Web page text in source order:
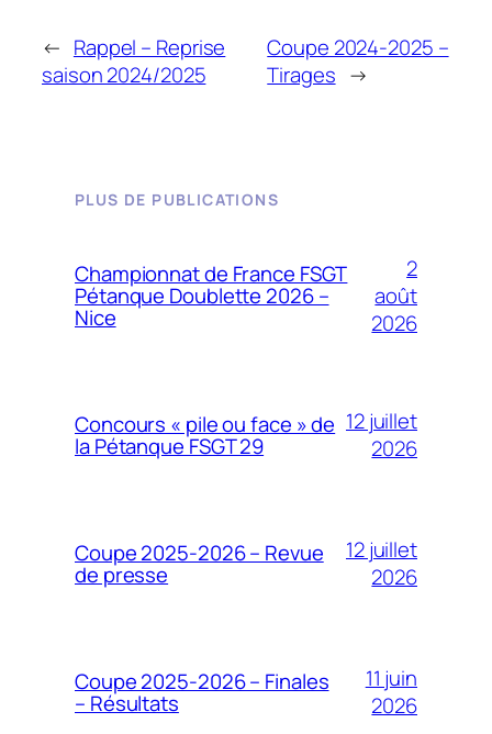
← Rappel – Reprise
saison 2024/2025
Coupe 2024-2025 –
Tirages →
PLUS DE PUBLICATIONS
Championnat de France FSGT
Pétanque Doublette 2026 –
Nice
2
août
2026
Concours « pile ou face » de
la Pétanque FSGT 29
12 juillet
2026
Coupe 2025-2026 – Revue
de presse
12 juillet
2026
Coupe 2025-2026 – Finales
– Résultats
11 juin
2026